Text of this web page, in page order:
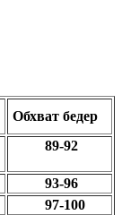
Обхват бедер
89-92
93-96
97-100